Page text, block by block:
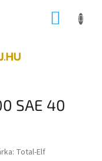
KOSÁR
SAE 40
Total-Elf